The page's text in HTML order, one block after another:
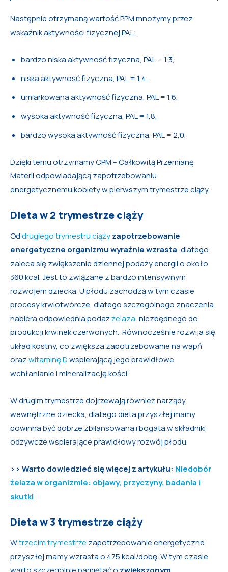
Następnie otrzymaną wartość PPM mnożymy przez
wskaźnik aktywności fizycznej PAL:
bardzo niska aktywność fizyczna, PAL = 1,3,
niska aktywność fizyczna, PAL = 1,4,
umiarkowana aktywność fizyczna, PAL = 1,6,
wysoka aktywność fizyczna, PAL = 1,8,
bardzo wysoka aktywność fizyczna, PAL = 2,0.
Dzięki temu otrzymamy CPM – Całkowitą Przemianę
Materii odpowiadającą zapotrzebowaniu
energetycznemu kobiety w pierwszym trymestrze ciąży.
Dieta w 2 trymestrze ciąży
Oddrugiego trymestru ciążyzapotrzebowanie
energetyczne organizmu wyraźnie wzrasta, dlatego
zaleca się zwiększenie dziennej podaży energii o około
360 kcal. Jest to związane z bardzo intensywnym
rozwojem dziecka. U płodu zachodzą w tym czasie
procesy krwiotwórcze, dlatego szczególnego znaczenia
nabiera odpowiednia podażżelaza, niezbędnego do
produkcji krwinek czerwonych. Równocześnie rozwija się
układ kostny, co zwiększa zapotrzebowanie na wapń
orazwitaminę Dwspierającą jego prawidłowe
wchłanianie i mineralizację kości.
W drugim trymestrze dojrzewają również narządy
wewnętrzne dziecka, dlatego dieta przyszłej mamy
powinna być dobrze zbilansowana i bogata w składniki
odżywcze wspierające prawidłowy rozwój płodu.
>> Warto dowiedzieć się więcej z artykułu: Niedobór
żelaza w organizmie: objawy, przyczyny, badania i
skutki
Dieta w 3 trymestrze ciąży
Wtrzecim trymestrze zapotrzebowanie energetyczne
przyszłej mamy wzrasta o 475 kcal/dobę. W tym czasie